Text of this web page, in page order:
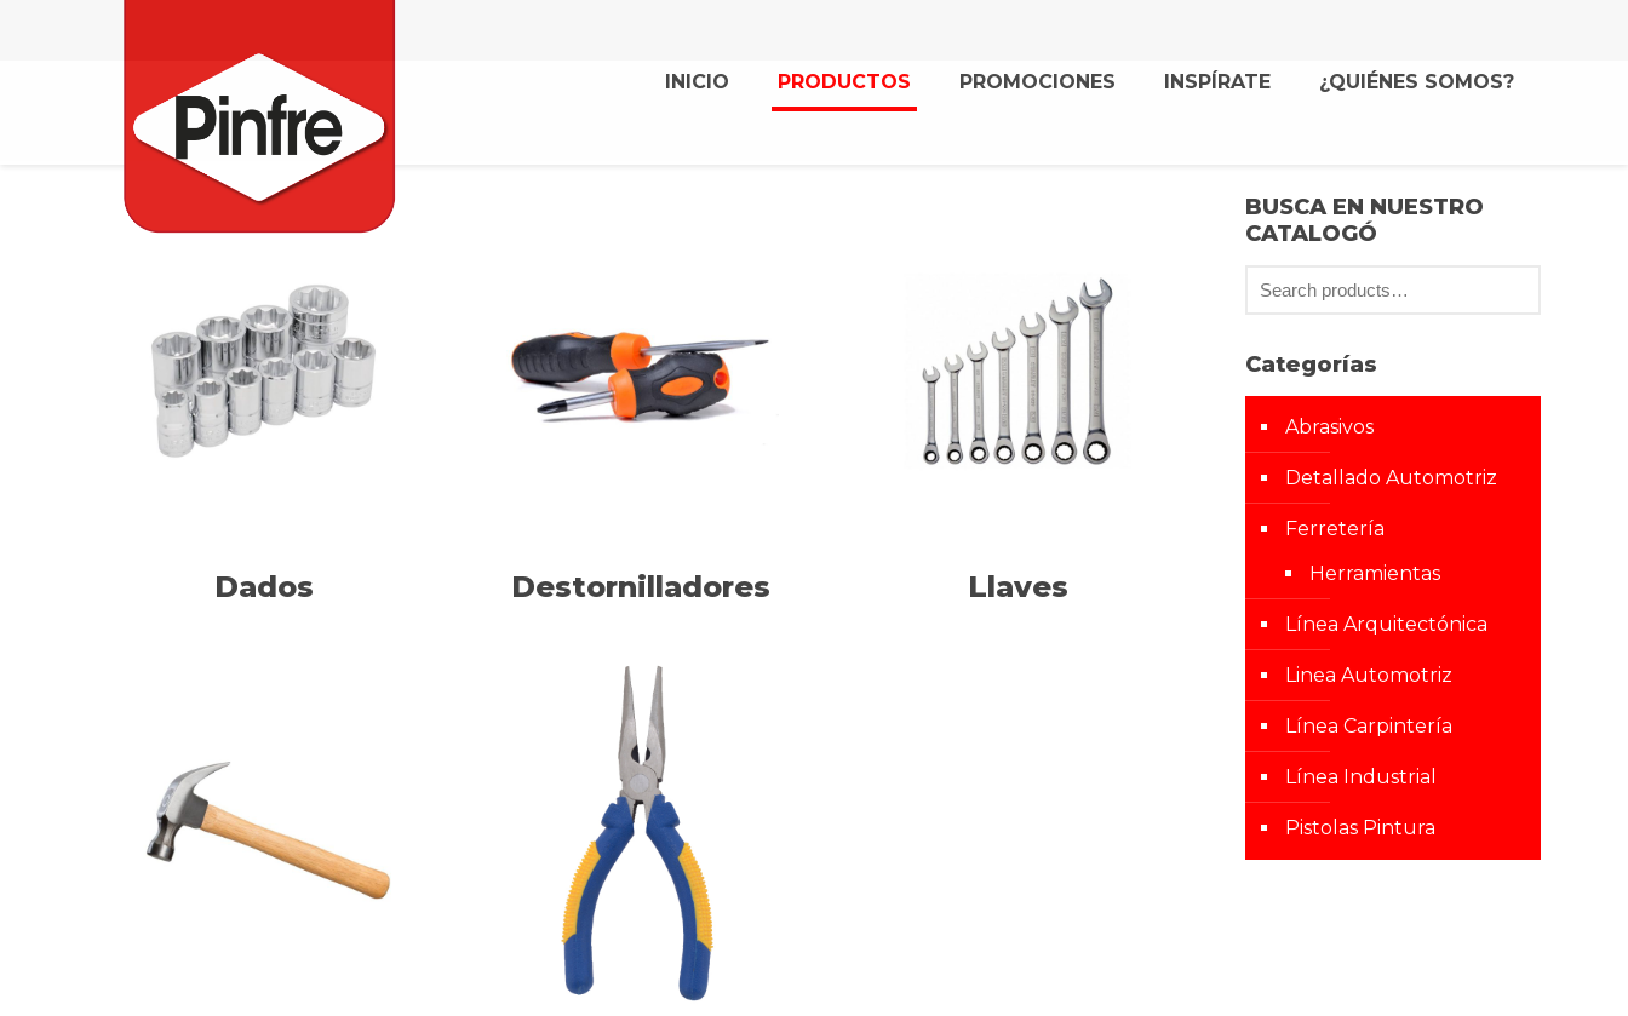
INICIO PRODUCTOS PROMOCIONES INSPÍRATE ¿QUIÉNES SOMOS?
Dados Destornilladores Llaves
BUSCA EN NUESTRO
CATALOGÓ
Categorías
Abrasivos
Detallado Automotriz
Ferretería
Herramientas
Línea Arquitectónica
Linea Automotriz
Línea Carpintería
Línea Industrial
Pistolas Pintura